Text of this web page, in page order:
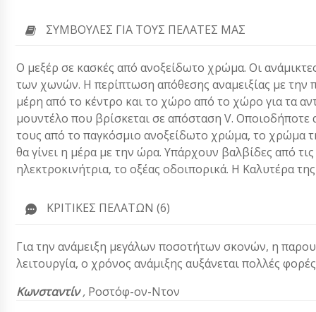
ΣΥΜΒΟΥΛΈΣ ΓΙΑ ΤΟΥΣ ΠΕΛΆΤΕΣ ΜΑΣ
Ο μεξέρ σε κασκές από ανοξείδωτο χρώμα. Οι
των χωνών. Η περίπτωση απόθεσης αναμειξίας με την
μέρη από το κέντρο και το χώρο από το χώρο για τα
μουντέλο που βρίσκεται σε απόσταση V.
τους από το παγκόσμιο ανοξείδωτο χρώμα, το χρώμα
θα γίνει η μέρα με την ώρα. Υπάρχουν βαλβίδες από
ηλεκτροκινήτρια, το οξέας οδοιπορικά. Η Καλυτέρα
ΚΡΙΤΙΚΈΣ ΠΕΛΑΤΏΝ (6)
Για την ανάμειξη μεγάλων ποσοτήτων σκονών, η
λειτουργία, ο χρόνος ανάμιξης αυξάνεται πολλές
Κωνσταντίν, Ροστόφ-ον-Ντον